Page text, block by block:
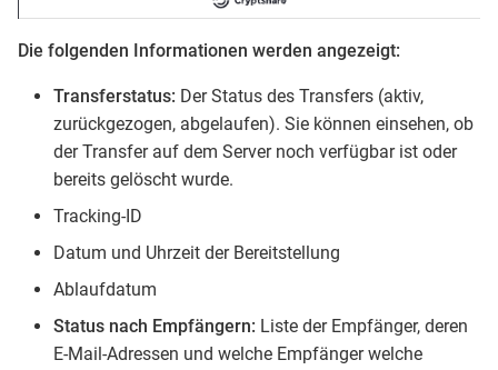
Die folgenden Informationen werden angezeigt:
Transferstatus: Der Status des Transfers (aktiv,
zurückgezogen, abgelaufen). Sie können einsehen, ob
der Transfer auf dem Server noch verfügbar ist oder
bereits gelöscht wurde.
Tracking-ID
Datum und Uhrzeit der Bereitstellung
Ablaufdatum
Status nach Empfängern: Liste der Empfänger, deren
E-Mail-Adressen und welche Empfänger welche